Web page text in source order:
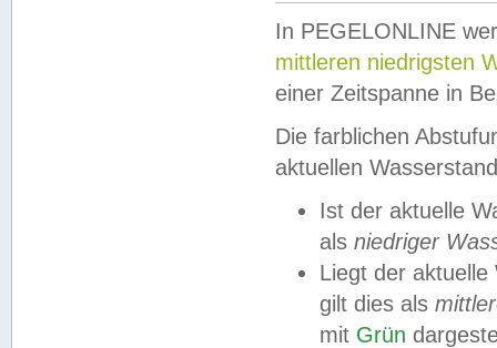
In PEGELONLINE
mittleren niedrigsten
einer Zeitspanne in
Die farblichen
aktuellen
Ist der aktuelle
als niedriger
Liegt der
gilt dies als
mit Grün